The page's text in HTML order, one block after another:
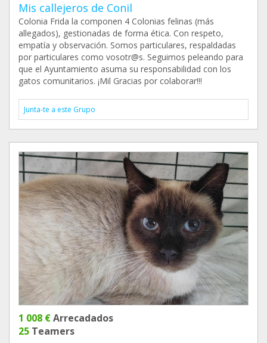
Mis callejeros de Conil
Colonia Frida la componen 4 Colonias felinas (más
allegados), gestionadas de forma ética. Con respeto,
empatía y observación. Somos particulares, respaldadas
por particulares como vosotr@s. Seguimos peleando para
que el Ayuntamiento asuma su responsabilidad con los
gatos comunitarios. ¡Mil Gracias por colaborar!!!
Junta-te a este Grupo
1 008 €Arrecadados
25 Teamers